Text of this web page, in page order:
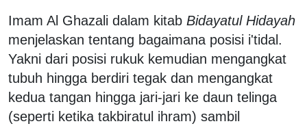
Imam Al Ghazali dalam kitab Bidayatul Hidayah
menjelaskan tentang bagaimana posisi i'tidal.
Yakni dari posisi rukuk kemudian mengangkat
tubuh hingga berdiri tegak dan mengangkat
kedua tangan hingga jari-jari ke daun telinga
(seperti ketika takbiratul ihram) sambil